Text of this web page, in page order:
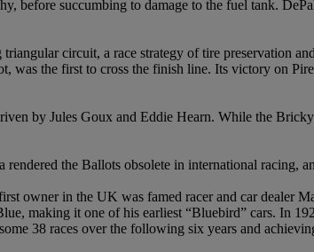
before succumbing to damage to the fuel tank.
circuit, a race strategy of tire preservation
the first to cross the finish line. Its victory on
by Jules Goux and Eddie Hearn. While the
the Ballots obsolete in international racing,
owner in the UK was famed racer and car dealer
making it one of his earliest “Bluebird” cars. In
38 races over the following six years and